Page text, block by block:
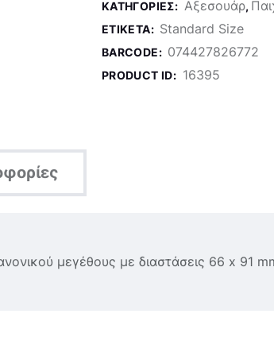
ΚΑΤΗΓΟΡΊΕΣ: Αξεσουάρ,
ΕΤΙΚΈΤΑ: Standard Size
BARCODE: 074427826772
PRODUCT ID: 16395
μεγέθους με διαστάσεις 66 x 91